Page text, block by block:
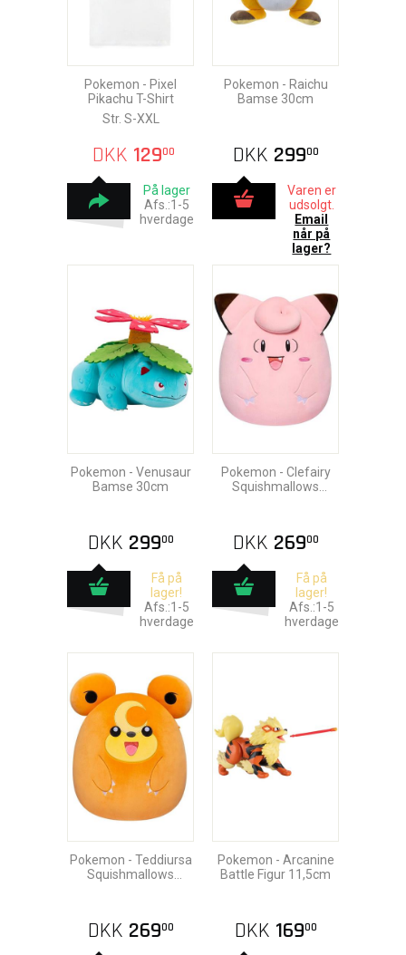
Pokemon - Pixel
Pikachu T-Shirt
Str. S-XXL
DKK 12900
På lager
Afs.:1-5
hverdage
Pokemon - Raichu
Bamse 30cm
DKK 29900
Varen er
udsolgt.
Email
når på
lager?
Pokemon - Venusaur
Bamse 30cm
DKK 29900
Få på
lager!
Afs.:1-5
hverdage
Pokemon - Clefairy
Squishmallows
DKK 26900
Få på
lager!
Afs.:1-5
hverdage
Pokemon - Teddiursa
Squishmallows
DKK 26900
Pokemon - Arcanine
Battle Figur 11,5cm
DKK 16900